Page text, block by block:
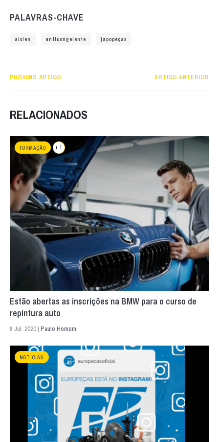
PALAVRAS-CHAVE
aisien anticongelente japopeças
PRÓXIMO ARTIGO ARTIGO ANTERIOR
RELACIONADOS
FORMAÇÃO + 1
Estão abertas as inscrições na BMW para o curso de
repintura auto
9 Jul. 2020 | Paulo Homem
NOTÍCIAS